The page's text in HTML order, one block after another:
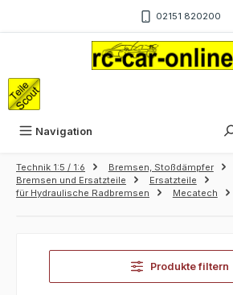
02151 820200
Navigation
Technik 1:5 / 1:6
Bremsen, Stoßdämpfer
Bremsen und Ersatzteile
Ersatzteile
für Hydraulische Radbremsen
Mecatech
Produkte filtern